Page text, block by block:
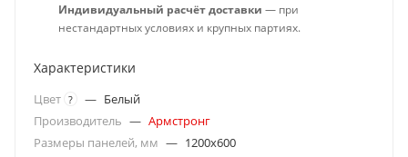
Индивидуальный расчёт доставки — при
нестандартных условиях и крупных партиях.
Характеристики
Цвет ? — Белый
Производитель — Армстронг
Размеры панелей, мм — 1200x600